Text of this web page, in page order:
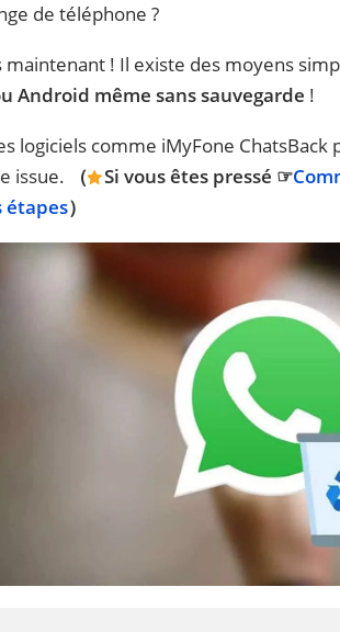
de téléphone ?
! Il existe des moyens
Android même sans sauvegarde !
logiciels comme iMyFone
issue.
（ Si vous êtes pressé ☞
étapes）